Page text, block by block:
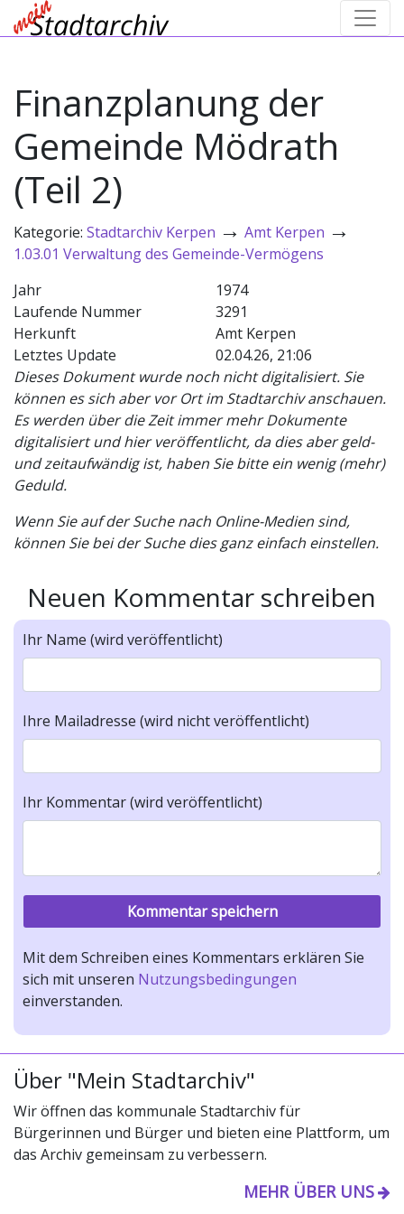
Finanzplanung der
Gemeinde Mödrath
(Teil 2)
Kategorie: Stadtarchiv Kerpen → Amt Kerpen →
1.03.01 Verwaltung des Gemeinde-Vermögens
Jahr
1974
Laufende Nummer
3291
Herkunft
Amt Kerpen
Letztes Update
02.04.26, 21:06
Dieses Dokument wurde noch nicht digitalisiert. Sie
können es sich aber vor Ort im Stadtarchiv anschauen.
Es werden über die Zeit immer mehr Dokumente
digitalisiert und hier veröffentlicht, da dies aber geld-
und zeitaufwändig ist, haben Sie bitte ein wenig (mehr)
Geduld.
Wenn Sie auf der Suche nach Online-Medien sind,
können Sie bei der Suche dies ganz einfach einstellen.
Neuen Kommentar schreiben
Ihr Name (wird veröffentlicht)
Ihre Mailadresse (wird nicht veröffentlicht)
Ihr Kommentar (wird veröffentlicht)
Mit dem Schreiben eines Kommentars erklären Sie
sich mit unseren Nutzungsbedingungen
einverstanden.
Über "Mein Stadtarchiv"
Wir öffnen das kommunale Stadtarchiv für
Bürgerinnen und Bürger und bieten eine Plattform, um
das Archiv gemeinsam zu verbessern.
MEHR ÜBER UNS